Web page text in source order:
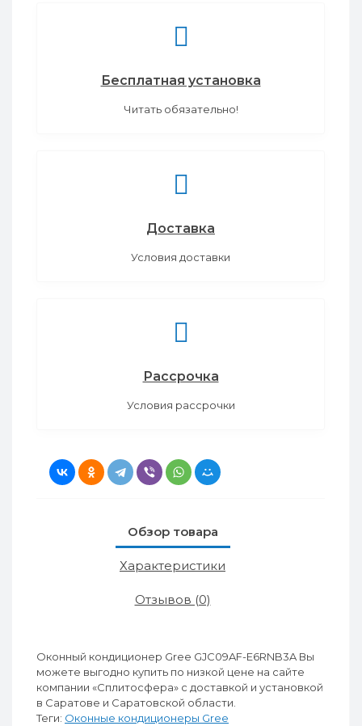
Бесплатная установка
Читать обязательно!
Доставка
Условия доставки
Рассрочка
Условия рассрочки
Обзор товара
Характеристики
Отзывов (0)
Оконный кондиционер Gree GJC09AF-E6RNB3A Вы
можете выгодно купить по низкой цене на сайте
компании «Сплитосфера» с доставкой и установкой
в Саратове и Саратовской области.
Теги: Оконные кондиционеры Gree